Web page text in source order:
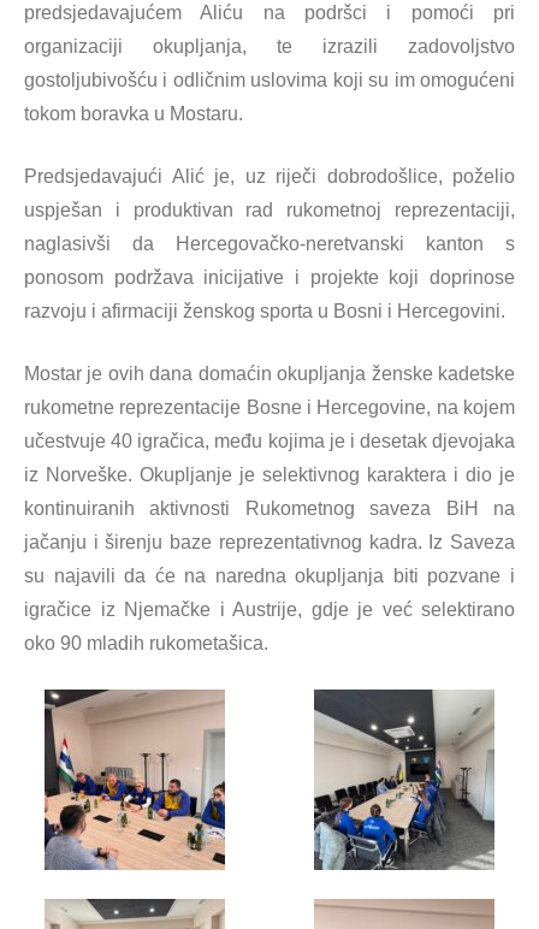
predsjedavajućem Aliću na podršci i pomoći pri
organizaciji okupljanja, te izrazili zadovoljstvo
gostoljubivošću i odličnim uslovima koji su im omogućeni
tokom boravka u Mostaru.
Predsjedavajući Alić je, uz riječi dobrodošlice, poželio
uspješan i produktivan rad rukometnoj reprezentaciji,
naglasivši da Hercegovačko-neretvanski kanton s
ponosom podržava inicijative i projekte koji doprinose
razvoju i afirmaciji ženskog sporta u Bosni i Hercegovini.
Mostar je ovih dana domaćin okupljanja ženske kadetske
rukometne reprezentacije Bosne i Hercegovine, na kojem
učestvuje 40 igračica, među kojima je i desetak djevojaka
iz Norveške. Okupljanje je selektivnog karaktera i dio je
kontinuiranih aktivnosti Rukometnog saveza BiH na
jačanju i širenju baze reprezentativnog kadra. Iz Saveza
su najavili da će na naredna okupljanja biti pozvane i
igračice iz Njemačke i Austrije, gdje je već selektirano
oko 90 mladih rukometašica.